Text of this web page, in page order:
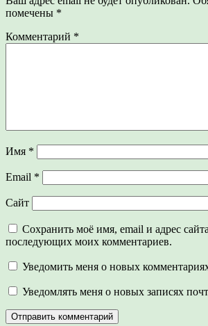
помечены *
Комментарий *
Имя *
Email *
Сайт
Сохранить моё имя, email и адрес
последующих моих комментариев.
Уведомить меня о новых
Уведомлять меня о новых записях